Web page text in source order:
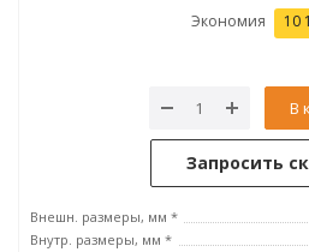
Экономия 10
В
Запросить
Внешн. размеры, мм *
Внутр. размеры, мм *